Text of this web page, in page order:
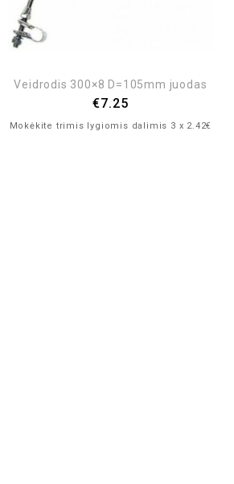
Veidrodis 300×8 D=105mm juodas
€7.25
Mokėkite trimis lygiomis dalimis 3 x 2.42€